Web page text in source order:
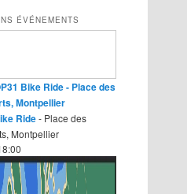
ÉVÉNEMENTS
Bike Ride- Place des
Montpellier
Ride- Place des
Montpellier